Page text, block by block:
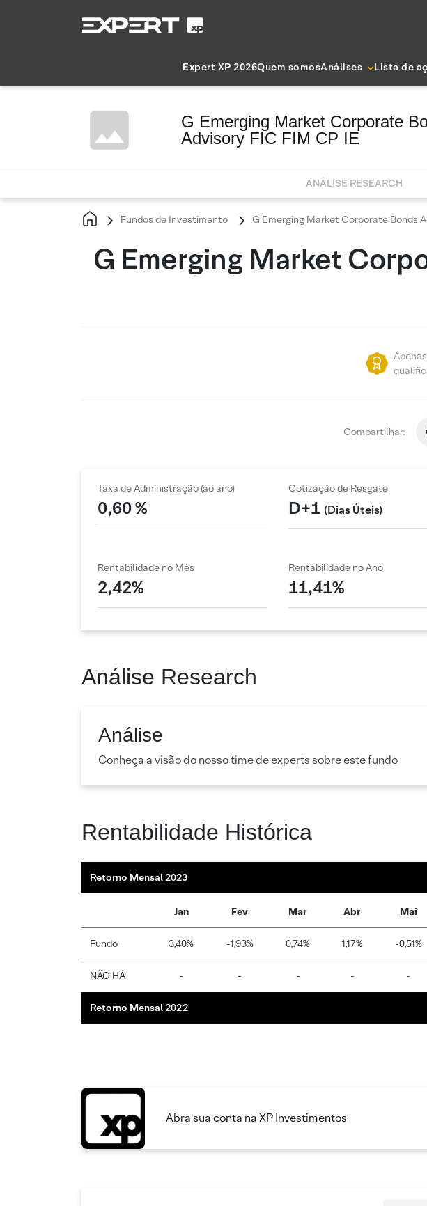
Expert XP 2026Quem somosAnálises Lista de
G Emerging Market Corporate
Advisory FIC FIM CP IE
ANÁLISE RESEARCH
Fundos de Investimento G Emerging Market Corporate Bonds
G Emerging Market
Compartilhar:
Taxa de Administração (ao ano)
0,60 %
Cotização de Resgate
D+1 (Dias Úteis)
Rentabilidade no Mês
2,42%
Rentabilidade no Ano
11,41%
Análise Research
Análise
Conheça a visão do nosso time de experts sobre este fundo
Rentabilidade Histórica
Retorno Mensal 2023
Jan Fev Mar Abr Mai
Fundo 3,40% -1,93% 0,74% 1,17% -0,51%
NÃO HÁ - - - - -
Retorno Mensal 2022
Abra sua conta na XP Investimentos